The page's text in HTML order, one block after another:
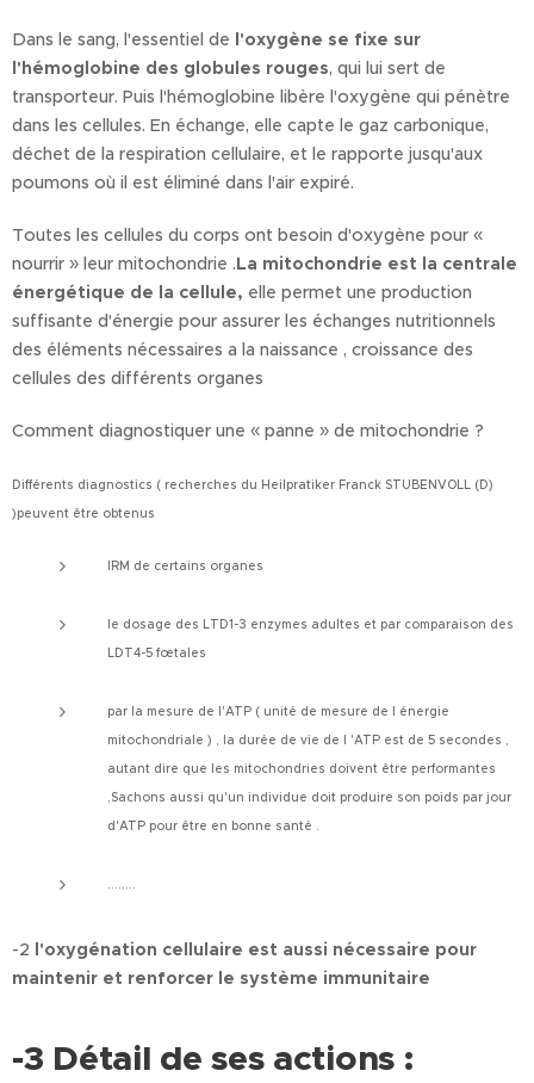
Dans le sang, l'essentiel de l'oxygène se fixe sur
l'hémoglobine des globules rouges, qui lui sert de
transporteur. Puis l'hémoglobine libère l'oxygène qui pénètre
dans les cellules. En échange, elle capte le gaz carbonique,
déchet de la respiration cellulaire, et le rapporte jusqu'aux
poumons où il est éliminé dans l'air expiré.
Toutes les cellules du corps ont besoin d'oxygène pour «
nourrir » leur mitochondrie .La mitochondrie est la centrale
énergétique de la cellule, elle permet une production
suffisante d'énergie pour assurer les échanges nutritionnels
des éléments nécessaires a la naissance , croissance des
cellules des différents organes
Comment diagnostiquer une « panne » de mitochondrie ?
Différents diagnostics ( recherches du Heilpratiker Franck STUBENVOLL (D)
)peuvent être obtenus
IRM de certains organes
le dosage des LTD1-3 enzymes adultes et par comparaison des
LDT4-5 fœtales
par la mesure de l'ATP ( unité de mesure de l énergie
mitochondriale ) , la durée de vie de l 'ATP est de 5 secondes ,
autant dire que les mitochondries doivent être performantes
,Sachons aussi qu'un individue doit produire son poids par jour
d'ATP pour être en bonne santé .
........
-2 l'oxygénation cellulaire est aussi nécessaire pour
maintenir et renforcer le système immunitaire
-3 Détail de ses actions :